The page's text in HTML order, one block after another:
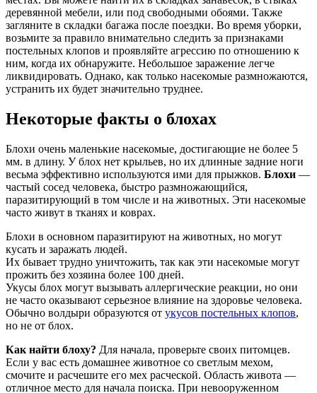
деревянной мебели, или под свободными обоями. Также
загляните в складки багажа после поездки. Во время уборки,
возьмите за правило внимательно следить за признаками
постельных клопов и проявляйте агрессию по отношению к
ним, когда их обнаружите. Небольшое заражение легче
ликвидировать. Однако, как только насекомые размножаются,
устранить их будет значительно труднее.
Некоторые факты о блохах
Блохи очень маленькие насекомые, достигающие не более 5
мм. в длину. У блох нет крыльев, но их длинные задние ноги
весьма эффективно используются ими для прыжков. Блохи —
частый сосед человека, быстро размножающийся,
паразитирующий в том числе и на животных. Эти насекомые
часто живут в тканях и коврах.
Блохи в основном паразитируют на животных, но могут
кусать и заражать людей.
Их бывает трудно уничтожить, так как эти насекомые могут
прожить без хозяина более 100 дней.
Укусы блох могут вызывать аллергические реакции, но они
не часто оказывают серьезное влияние на здоровье человека.
Обычно волдыри образуются от укусов постельных клопов,
но не от блох.
Как найти блоху? Для начала, проверьте своих питомцев.
Если у вас есть домашнее животное со светлым мехом,
смочите и расчешите его мех расческой. Область живота —
отличное место для начала поиска. При невооруженном